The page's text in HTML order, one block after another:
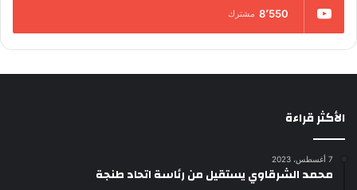
8٬550 مشترك
الأكثر قراءة
7 أغسطس، 2023
محمد الشرقاوي يستقيل من رئاسة اتحاد طنجة